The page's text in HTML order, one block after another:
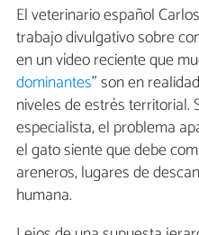
El veterinario español
trabajo divulgativo sobre
en un vídeo reciente que
dominantes" son en
niveles de estrés territorial.
especialista, el problema
el gato siente que debe
areneros, lugares de
humana.